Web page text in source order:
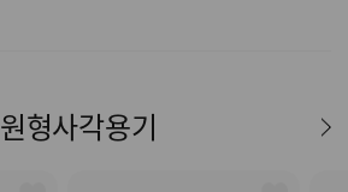
원형사각용기